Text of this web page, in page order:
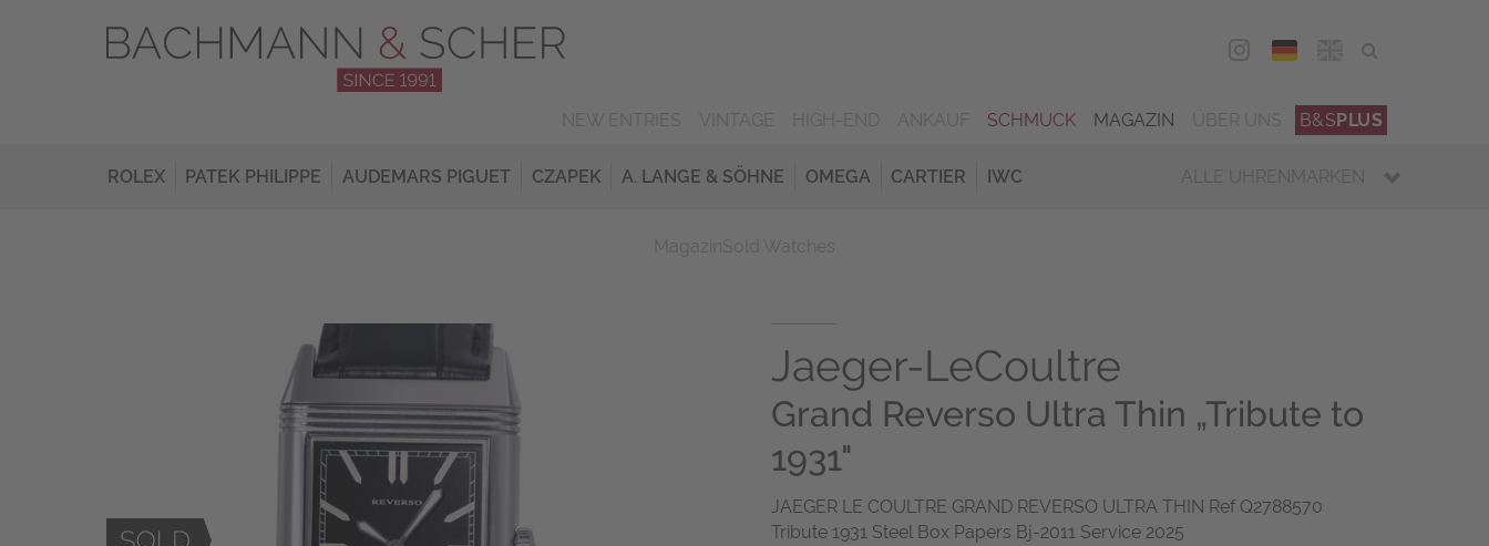
DEU
SCHMUCK MAGAZIN B&SPLUS
ROLEX PATEK PHILIPPE AUDEMARS PIGUET CZAPEK A. LANGE & SÖHNE OMEGA CARTIER IWC ALLE UHRENMARKEN
Jaeger-LeCoultre
Grand Reverso Ultra Thin „Tribute to
1931"
JAEGER LE COULTRE GRAND REVERSO ULTRA THIN Ref Q2788570
Tribute 1931 Steel Box Papers Bj-2011 Service 2025